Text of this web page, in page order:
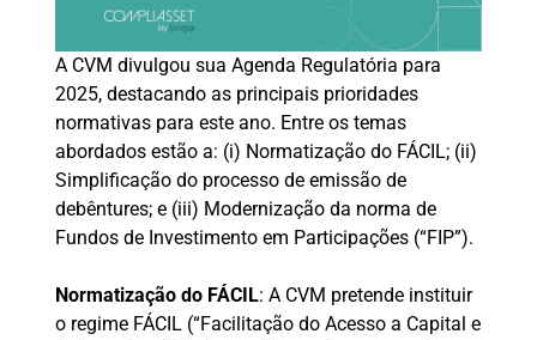
A CVM divulgou sua Agenda Regulatória para
2025, destacando as principais prioridades
normativas para este ano. Entre os temas
abordados estão a: (i) Normatização do FÁCIL; (ii)
Simplificação do processo de emissão de
debêntures; e (iii) Modernização da norma de
Fundos de Investimento em Participações (“FIP”).
Normatização do FÁCIL: A CVM pretende instituir
o regime FÁCIL (“Facilitação do Acesso a Capital e